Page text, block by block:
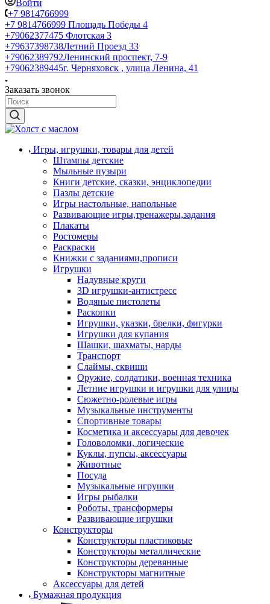
Войти
+7 9814766999
+7 9814766999 Площадь Победы 4
+79062377475 Флотская 3
+79637398738Летний Проезд 33
+79062389792Ленинский проспект, 7-9
+79062389445г. Черняховск , улица Ленина, 41
Заказать звонок
Игры, игрушки, товары для детей
Штампы детские
Мыльные пузыри
Книги детские, сказки, энциклопедии
Пазлы детские
Игры настольные, напольные
Развивающие игры,тренажеры,задания
Плакаты
Ростомеры
Раскраски
Книжки с заданиями,прописи
Игрушки
Надувные круги
3D игрушки-антистресс
Водяные пистолеты
Раскопки
Игрушки, указки, брелки, фигурки
Игрушки для купания
Шашки, шахматы, нарды
Транспорт
Слаймы, сквиши
Оружие, солдатики, военная техника
Летние игрушки и игрушки для улицы
Сюжетно-ролевые игры
Музыкальные инструменты
Спортивные товары
Косметика и аксессуары для девочек
Головоломки, логические
Куклы, пупсы, аксессуары
Животные
Посуда
Музыкальные игрушки
Игры рыбалки
Роботы, трансформеры
Развивающие игрушки
Конструкторы
Конструкторы пластиковые
Конструкторы металлические
Конструкторы деревянные
Конструкторы магнитные
Аксессуары для детей
Бумажная продукция